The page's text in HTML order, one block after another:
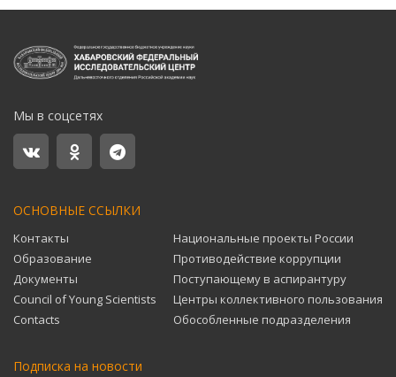
Мы в соцсетях
ОСНОВНЫЕ ССЫЛКИ
Контакты
Образование
Документы
Council of Young Scientists
Contacts
Национальные проекты России
Противодействие коррупции
Поступающему в аспирантуру
Центры коллективного пользования
Обособленные подразделения
Подписка на новости